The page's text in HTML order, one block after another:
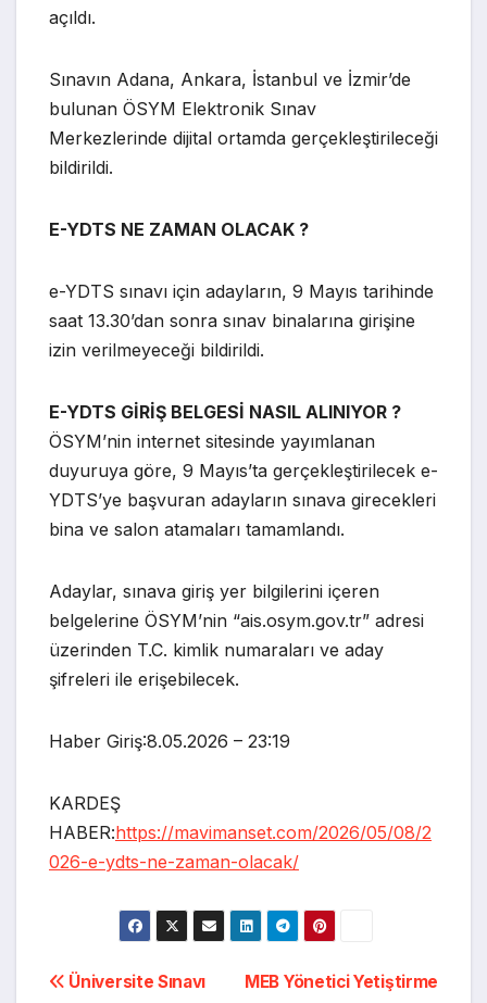
açıldı.
Sınavın Adana, Ankara, İstanbul ve İzmir’de
bulunan ÖSYM Elektronik Sınav
Merkezlerinde dijital ortamda gerçekleştirileceği
bildirildi.
E-YDTS NE ZAMAN OLACAK ?
e-YDTS sınavı için adayların, 9 Mayıs tarihinde
saat 13.30’dan sonra sınav binalarına girişine
izin verilmeyeceği bildirildi.
E-YDTS GİRİŞ BELGESİ NASIL ALINIYOR ?
ÖSYM’nin internet sitesinde yayımlanan
duyuruya göre, 9 Mayıs’ta gerçekleştirilecek e-
YDTS’ye başvuran adayların sınava girecekleri
bina ve salon atamaları tamamlandı.
Adaylar, sınava giriş yer bilgilerini içeren
belgelerine ÖSYM’nin “ais.osym.gov.tr” adresi
üzerinden T.C. kimlik numaraları ve aday
şifreleri ile erişebilecek.
Haber Giriş:8.05.2026 – 23:19
KARDEŞ
HABER:https://mavimanset.com/2026/05/08/2
026-e-ydts-ne-zaman-olacak/
Yazı
MEB Yönetici Yetiştirme
Üniversite Sınavı